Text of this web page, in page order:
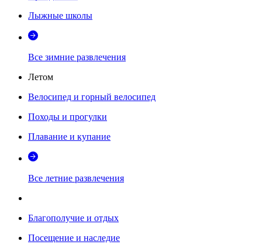
Лыжные школы
Все зимние развлечения
Летом
Велосипед и горный велосипед
Походы и прогулки
Плавание и купание
Все летние развлечения
Благополучие и отдых
Посещение и наследие